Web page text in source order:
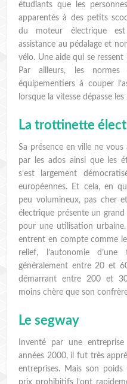
étudiants que les
apparentés à des petits
du moteur électrique
assistance au pédalage et
vélo. Une aide qui se
Par ailleurs, les normes
équipementiers à couper
lorsque la vitesse dépasse
La trottinette
Sa présence en ville ne vous
par les ados ainsi que les
s’est largement
européennes. Et cela, en
peu volumineux, pas cher
électrique présente un grand
pour une utilisation
entrent en compte comme
relief, l’autonomie
généralement entre 20 et
démarrant entre 200 et
moins chère que son
Le segway
Inventé par une
années 2000, il fut très
entreprises. Mais son
prix prohibitifs l’ont